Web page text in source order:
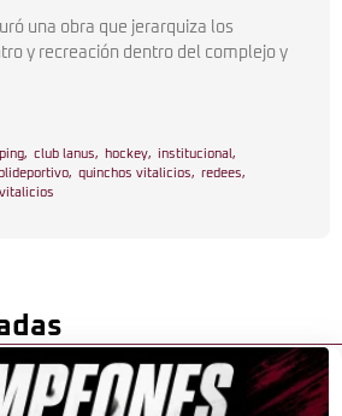
una obra que jerarquiza los
y recreación dentro del complejo y
, club lanus, hockey, institucional ,
, quinchos vitalicios, redees,
vitalicios